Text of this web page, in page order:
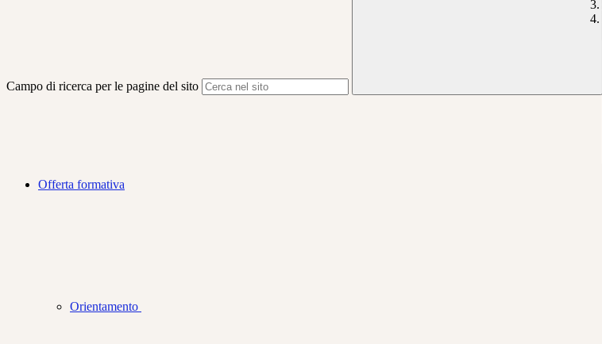
Campo di ricerca per le pagine del sito
Offerta formativa
Orientamento